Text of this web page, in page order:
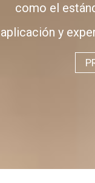
como el
aplicación y